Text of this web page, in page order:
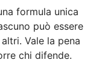
formula unica
può essere
Vale la pena
chi difende.